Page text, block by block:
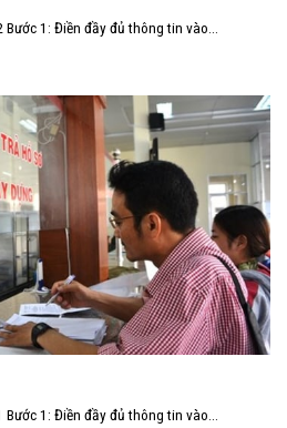
1: Điền đầy đủ thông tin vào...
1: Điền đầy đủ thông tin vào...